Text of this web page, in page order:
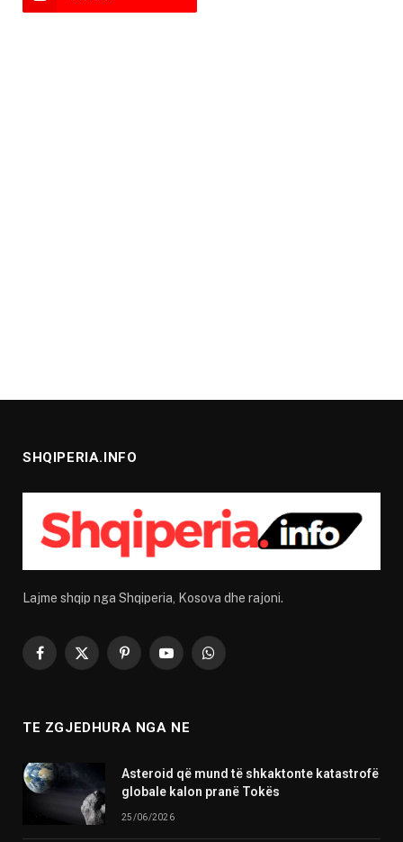
SHQIPERIA.INFO
Lajme shqip nga Shqiperia, Kosova dhe rajoni.
Facebook
X
PinterestYouTubeWhatsApp
TE ZGJEDHURA NGA NE
Asteroid që mund të shkaktonte katastrofë
globale kalon pranë Tokës
25/06/2026